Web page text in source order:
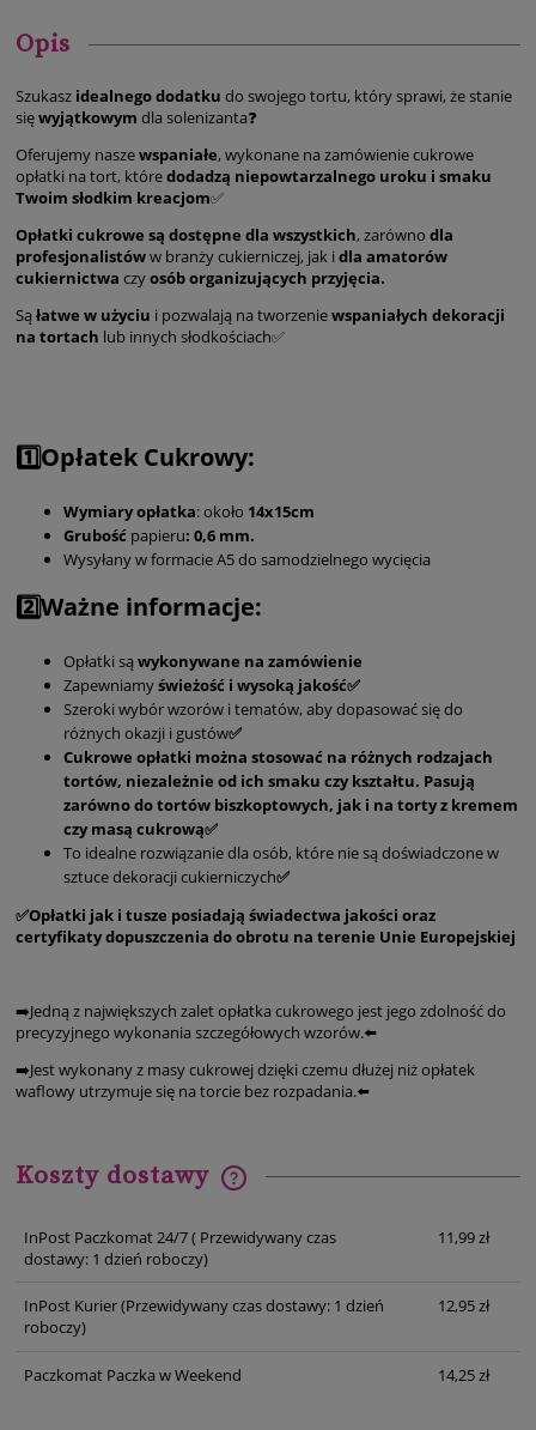
Opis
Szukasz idealnego dodatku do swojego tortu, który sprawi, że stanie
sięwyjątkowym dla solenizanta❓
Oferujemy naszewspaniałe, wykonane na zamówienie cukrowe
opłatki na tort, któredodadzą niepowtarzalnego uroku i smaku
Twoim słodkim kreacjom✅
Opłatki cukrowe są dostępne dla wszystkich, zarówno dla
profesjonalistóww branży cukierniczej, jak i dla amatorów
cukiernictwa czyosób organizujących przyjęcia.
Są łatwe w użyciu i pozwalają na tworzeniewspaniałych dekoracji
na tortach lub innych słodkościach✅
1️⃣Opłatek Cukrowy:
Wymiary opłatka: około 14x15cm
Grubość papieru: 0,6 mm.
Wysyłany w formacie A5 do samodzielnego wycięcia
2️⃣Ważne informacje:
Opłatki są wykonywane na zamówienie
Zapewniamyświeżość i wysoką jakość✅
Szeroki wybór wzorów i tematów, aby dopasować się do
różnych okazji i gustów✅
Cukrowe opłatki można stosować na różnych rodzajach
tortów, niezależnie od ich smaku czy kształtu. Pasują
zarówno do tortów biszkoptowych, jak i na torty z kremem
czy masą cukrową✅
To idealne rozwiązanie dla osób, które nie są doświadczone w
sztuce dekoracji cukierniczych✅
✅Opłatki jak i tusze posiadają świadectwa jakości oraz
certyfikaty dopuszczenia do obrotu na terenie Unie Europejskiej
➡️Jedną z największych zalet opłatka cukrowego jest jego zdolność do
precyzyjnego wykonania szczegółowych wzorów.⬅️
➡️Jest wykonany z masy cukrowej dzięki czemu dłużej niż opłatek
waflowy utrzymuje się na torcie bez rozpadania.⬅️
Koszty dostawy
InPost Paczkomat 24/7( Przewidywany czas
dostawy: 1 dzień roboczy)
11,99 zł
InPost Kurier(Przewidywany czas dostawy: 1 dzień
roboczy)
12,95 zł
Paczkomat Paczka w Weekend 14,25 zł